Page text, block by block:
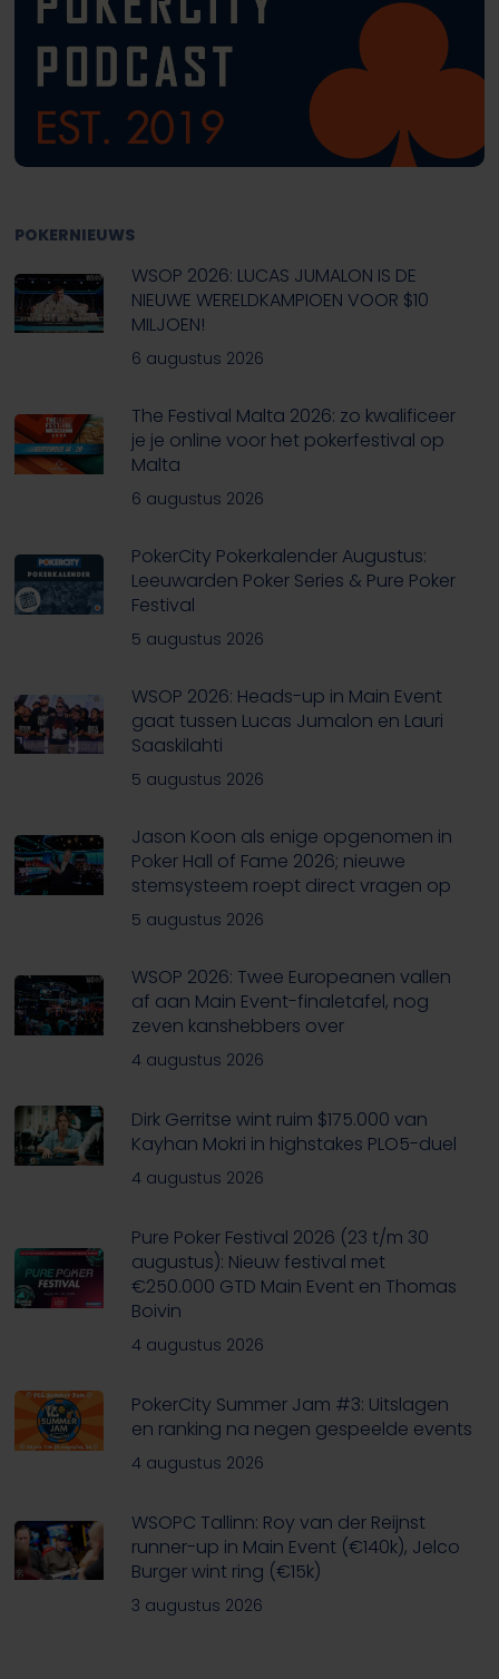
POKERNIEUWS
WSOP 2026: LUCAS JUMALON IS DE
NIEUWE WERELDKAMPIOEN VOOR $10
MILJOEN!
6 augustus 2026
The Festival Malta 2026: zo kwalificeer
je je online voor het pokerfestival op
Malta
6 augustus 2026
PokerCity Pokerkalender Augustus:
Leeuwarden Poker Series & Pure Poker
Festival
5 augustus 2026
WSOP 2026: Heads-up in Main Event
gaat tussen Lucas Jumalon en Lauri
Saaskilahti
5 augustus 2026
Jason Koon als enige opgenomen in
Poker Hall of Fame 2026; nieuwe
stemsysteem roept direct vragen op
5 augustus 2026
WSOP 2026: Twee Europeanen vallen
af aan Main Event-finaletafel, nog
zeven kanshebbers over
4 augustus 2026
Dirk Gerritse wint ruim $175.000 van
Kayhan Mokri in highstakes PLO5-duel
4 augustus 2026
Pure Poker Festival 2026 (23 t/m 30
augustus): Nieuw festival met
€250.000 GTD Main Event en Thomas
Boivin
4 augustus 2026
PokerCity Summer Jam #3: Uitslagen
en ranking na negen gespeelde events
4 augustus 2026
WSOPC Tallinn: Roy van der Reijnst
runner-up in Main Event (€140k), Jelco
Burger wint ring (€15k)
3 augustus 2026